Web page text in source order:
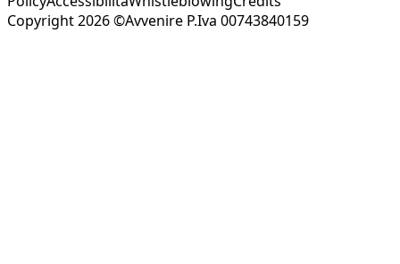
Copyright 2026 ©Avvenire P.Iva 00743840159